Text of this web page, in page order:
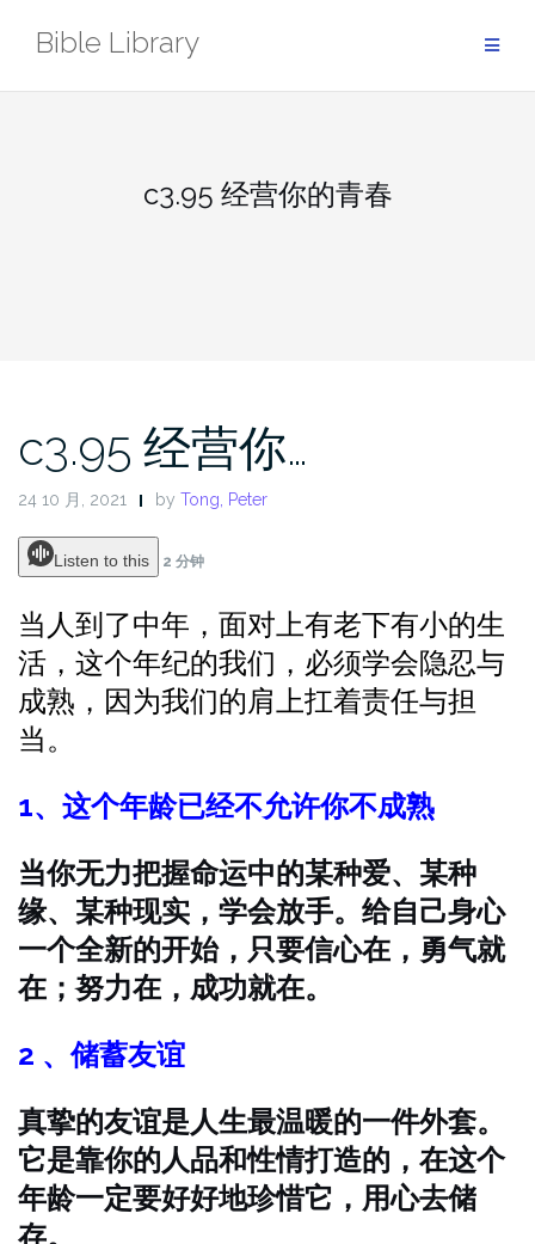
Bible Library
c3.95 经营你的青春
c3.95 经营你…
24 10 月, 2021 by Tong, Peter
Listen to this 2 分钟
当人到了中年，面对上有老下有小的生
活，这个年纪的我们，必须学会隐忍与
成熟，因为我们的肩上扛着责任与担
当。
1、这个年龄已经不允许你不成熟
当你无力把握命运中的某种爱、某种
缘、某种现实，学会放手。给自己身心
一个全新的开始，只要信心在，勇气就
在；努力在，成功就在。
2 、储蓄友谊
真挚的友谊是人生最温暖的一件外套。
它是靠你的人品和性情打造的，在这个
年龄一定要好好地珍惜它，用心去储
存。